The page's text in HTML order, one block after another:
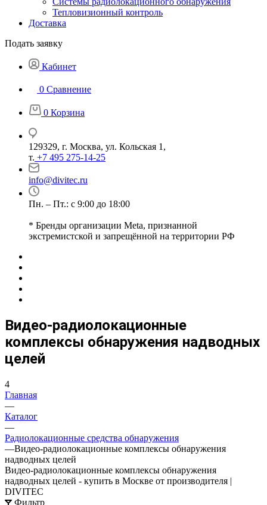
Тепловизионный контроль
Доставка
Подать заявку
Кабинет
0 Сравнение
0 Корзина
129329, г. Москва, ул. Кольская 1,
т. +7 495 275-14-25
info@divitec.ru
Пн. – Пт.: с 9:00 до 18:00
* Бренды организации Meta, признанной
экстремистской и запрещённой на территории РФ
Видео-радиолокационные
комплексы обнаружения надводных
целей
4
Главная
—
Каталог
—
Радиолокационные средства обнаружения
—Видео-радиолокационные комплексы обнаружения
надводных целей
Видео-радиолокационные комплексы обнаружения
надводных целей - купить в Москве от производителя |
DIVITEC
Фильтр